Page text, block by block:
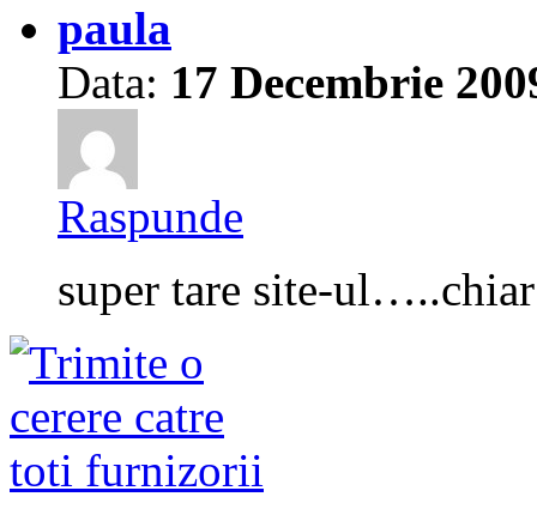
paula
Data: 17 Decembrie
Raspunde
super tare site-